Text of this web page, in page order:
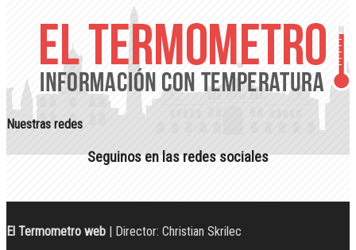
Nuestras redes
Seguinos en las redes sociales
El Termometro web | Director: Christian Skrilec